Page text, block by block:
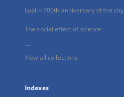
Lublin 700th anniversary of the city
The social effect of science
...
View all collections
Indexes